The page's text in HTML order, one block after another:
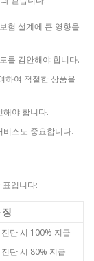
험 설계에 큰 영향을
를 감안해야 합니다.
하여 적절한 상품을
해야 합니다.
스도 중요합니다.
입니다:
진단 시 100% 지급
진단 시 80% 지급